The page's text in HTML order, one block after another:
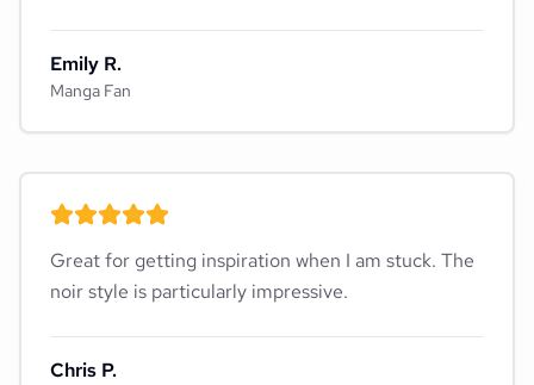
Emily R.
Manga Fan
Great for getting inspiration when I am stuck. The
noir style is particularly impressive.
Chris P.